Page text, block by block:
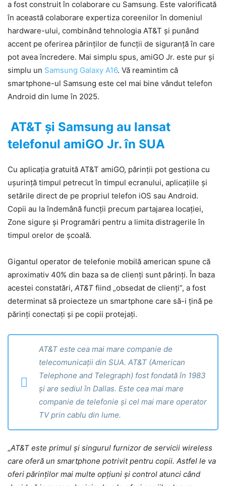
a fost construit în colaborare cu Samsung. Este valorificată
în această colaborare expertiza coreenilor în domeniul
hardware-ului, combinând tehnologia AT&T și punând
accent pe oferirea părinților de funcții de siguranță în care
pot avea încredere. Mai simplu spus, amiGO Jr. este pur și
simplu un Samsung Galaxy A16. Vă reamintim că
smartphone-ul Samsung este cel mai bine vândut telefon
Android din lume în 2025.
AT&T și Samsung au lansat
telefonul amiGO Jr. în SUA
Cu aplicația gratuită AT&T amiGO, părinții pot gestiona cu
ușurință timpul petrecut în timpul ecranului, aplicațiile și
setările direct de pe propriul telefon iOS sau Android.
Copii au la îndemână funcții precum partajarea locației,
Zone sigure și Programări pentru a limita distragerile în
timpul orelor de școală.
Gigantul operator de telefonie mobilă american spune că
aproximativ 40% din baza sa de clienți sunt părinți. În baza
acestei constatări, AT&T fiind „obsedat de clienți”, a fost
determinat să proiecteze un smartphone care să-i țină pe
părinți conectați și pe copii protejați.
AT&T este cea mai mare companie de
telecomunicații din SUA. AT&T (American
Telephone and Telegraph) fost fondată în 1983
și are sediul în Dallas. Este cea mai mare
companie de telefonie și cel mai mare operator
TV prin cablu din lume.
„AT&T este primul și singurul furnizor de servicii wireless
care oferă un smartphone potrivit pentru copii. Astfel le va
oferi părinților mai multe opțiuni și control atunci când